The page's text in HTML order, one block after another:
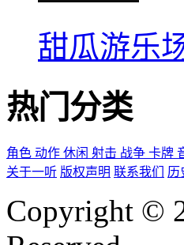
甜瓜游乐
热门分类
角色 动作 休闲 射击 战争 卡牌
关于一听 版权声明 联系我们 历
Copyright ©